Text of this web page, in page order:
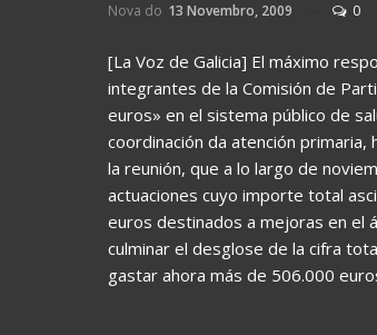
Nova do 13 Novembro, 2009 0
[La Voz de Galicia] El máximo
integrantes de la Comisión de
euros» en el sistema público de
coordinación da atención
la reunión, que a lo largo de
actuaciones cuyo importe total
euros destinados a mejoras en el
culminar el desglose de la cifra
gastar ahora más de 506.000